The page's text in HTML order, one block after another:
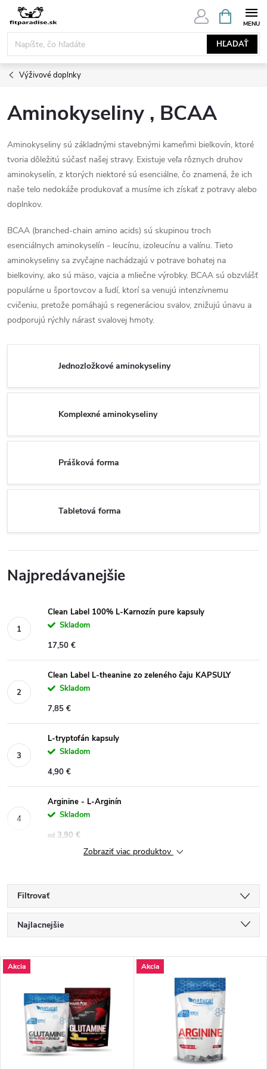
Prejsť
obsah
HĽADAŤ
KOŠÍK
Výživové doplnky
Aminokyseliny , BCAA
Aminokyseliny sú základnými stavebnými kameňmi bielkovín, ktoré
tvoria dôležitú súčasť našej stravy. Existuje veľa rôznych druhov
aminokyselín, z ktorých niektoré sú esenciálne, čo znamená, že ich
naše telo nedokáže produkovať a musíme ich získať z potravy alebo
doplnkov.
BCAA (branched-chain amino acids) sú skupinou troch
esenciálnych aminokyselín - leucínu, izoleucínu a valínu. Tieto
aminokyseliny sa zvyčajne nachádzajú v potrave bohatej na
bielkoviny, ako sú mäso, vajcia a mliečne výrobky. BCAA sú obzvlášť
populárne u športovcov a ľudí, ktorí sa venujú intenzívnemu
cvičeniu, pretože pomáhajú s regeneráciou svalov, znižujú únavu a
podporujú rýchly nárast svalovej hmoty.
Jednozložkové aminokyseliny
Komplexné aminokyseliny
Prášková forma
Tabletová forma
Najpredávanejšie
Clean Label 100% L-Karnozín pure kapsuly
Skladom
17,50 €
Clean Label L-theanine zo zeleného čaju KAPSULY
Skladom
7,85 €
L-tryptofán kapsuly
Skladom
4,90 €
Arginine - L-Arginín
Skladom
od 3,90 €
Zobraziť viac produktov
Filtrovať
R
a
Najlacnejšie
Najpredávanejšie
Abecedne
V
Akcia Akcia